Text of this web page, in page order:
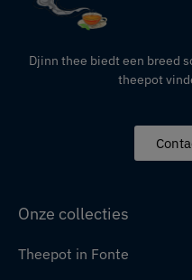
Djinn thee biedt een breed
theepot
Onze collecties
Theepot in Fonte